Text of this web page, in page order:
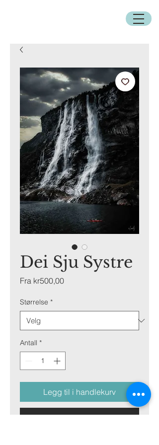
Dei Sju Systre
Fra kr500,00Salgspris
Størrelse *
Antall *
Legg til i handlekurv